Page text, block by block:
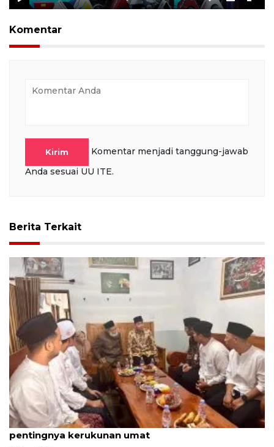
Play Mute Settings
PIP
Komentar
Kirim
Komentar menjadi tanggung-jawab
Anda sesuai UU ITE.
Berita Terkait
Ke Ponpes Annajah Boyolali, Gibran tekankan
pentingnya kerukunan umat